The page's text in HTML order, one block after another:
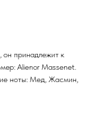
принадлежит к
Alienor Massenet.
ноты: Мед, Жасмин,